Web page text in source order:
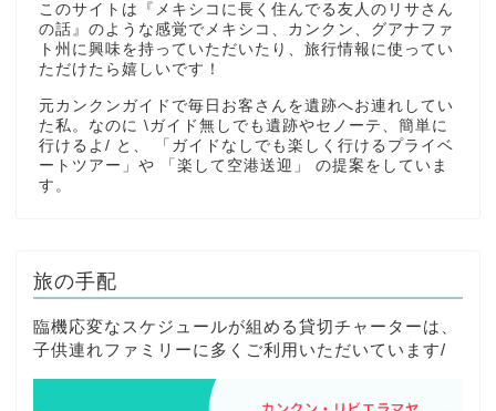
このサイトは『メキシコに長く住んでる友人のリサさん
の話』のような感覚でメキシコ、カンクン、グアナファ
ト州に興味を持っていただいたり、旅行情報に使ってい
ただけたら嬉しいです！
元カンクンガイドで毎日お客さんを遺跡へお連れしてい
た私。なのに \ガイド無しでも遺跡やセノーテ、簡単に
行けるよ/ と、 「ガイドなしでも楽しく行けるプライベ
ートツアー」や 「楽して空港送迎」 の提案をしていま
す。
旅の手配
臨機応変なスケジュールが組める貸切チャーターは、
子供連れファミリーに多くご利用いただいています/
各ツアー